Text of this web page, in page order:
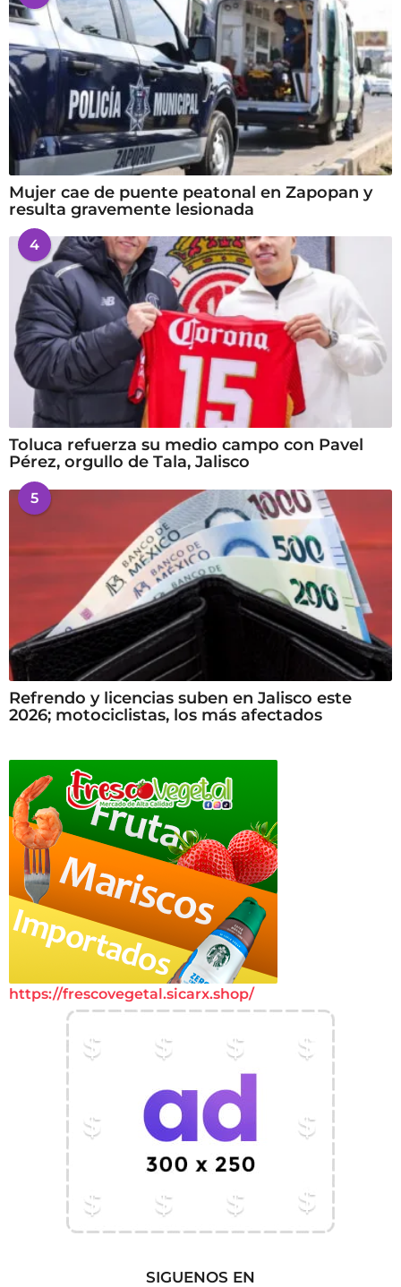
Mujer cae de puente peatonal en Zapopan y
resulta gravemente lesionada
4
Toluca refuerza su medio campo con Pavel
Pérez, orgullo de Tala, Jalisco
5
Refrendo y licencias suben en Jalisco este
2026; motociclistas, los más afectados
https://frescovegetal.sicarx.shop/
SIGUENOS EN